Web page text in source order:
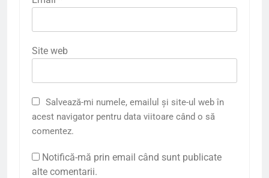
Site web
Salvează-mi numele, emailul și site-ul web în
acest navigator pentru data viitoare când o să
comentez.
Notifică-mă prin email când sunt publicate
alte comentarii.